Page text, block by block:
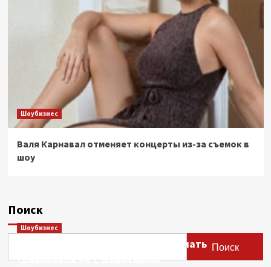
Шоубизнес
Валя Карнавал отменяет концерты из-за съемок в
шоу
Поиск
Поиск
Шоубизнес
Этери Тутберидзе заявила, что мать
сравнивала ее с животными